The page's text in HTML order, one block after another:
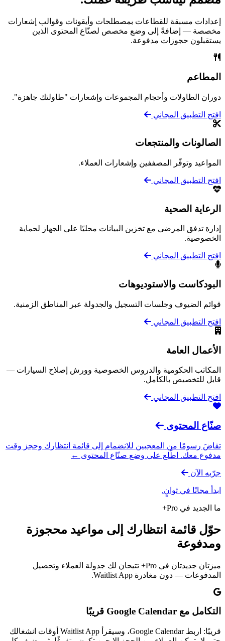
إعدادات مسبقة للقطاعات بمصطلحات وأيقونات وقوالب إشعارات
مخصصة — إضافةً إلى وضع مخصص لصنّاع المحتوى الذين
يستقبلون حجوزات مدفوعة.
المطاعم
دوران الطاولات وأحجام المجموعات وإشعارات "طاولتك جاهزة".
افتح التطبيق المجاني
الصالونات والمنتجعات
المواعيد وتوفّر المصففين وإشعارات العملاء.
افتح التطبيق المجاني
الرعاية الصحية
إدارة تدفق المرضى مع تخزين البيانات محليًا على الجهاز لحماية
الخصوصية.
افتح التطبيق المجاني
البودكاست والاستوديوهات
قوائم الضيوف وجلسات التسجيل والجدولة عبر المناطق الزمنية.
افتح التطبيق المجاني
الأعمال العامة
المكاتب الحكومية والدروس الخصوصية وورش إصلاح السيارات —
قابل للتخصيص بالكامل.
افتح التطبيق المجاني
صنّاع المحتوى
تقاضَ رسومًا من المعجبين للانضمام إلى قائمة انتظارك وحجز وقت
مدفوع معك. اطّلع على وضع صنّاع المحتوى ←
جرّبه الآن
ابدأ مجانًا في ثوانٍ.
ما الجديد في Pro+
حوّل قائمة انتظارك إلى مواعيد محجوزة
ومدفوعة
ميزتان جديدتان في Pro+ تتيحان لك جدولة العملاء وتحصيل
المدفوعات — دون مغادرة Waitlist App.
التكامل مع Google Calendar قريبًا
قريبًا: اربط Google Calendar، وسيقرأ Waitlist App أوقات انشغالك